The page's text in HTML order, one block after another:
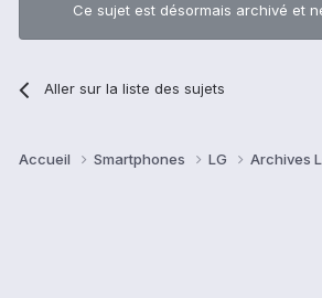
Ce sujet est désormais archivé et
Aller sur la liste des sujets
Accueil Smartphones LG Archives